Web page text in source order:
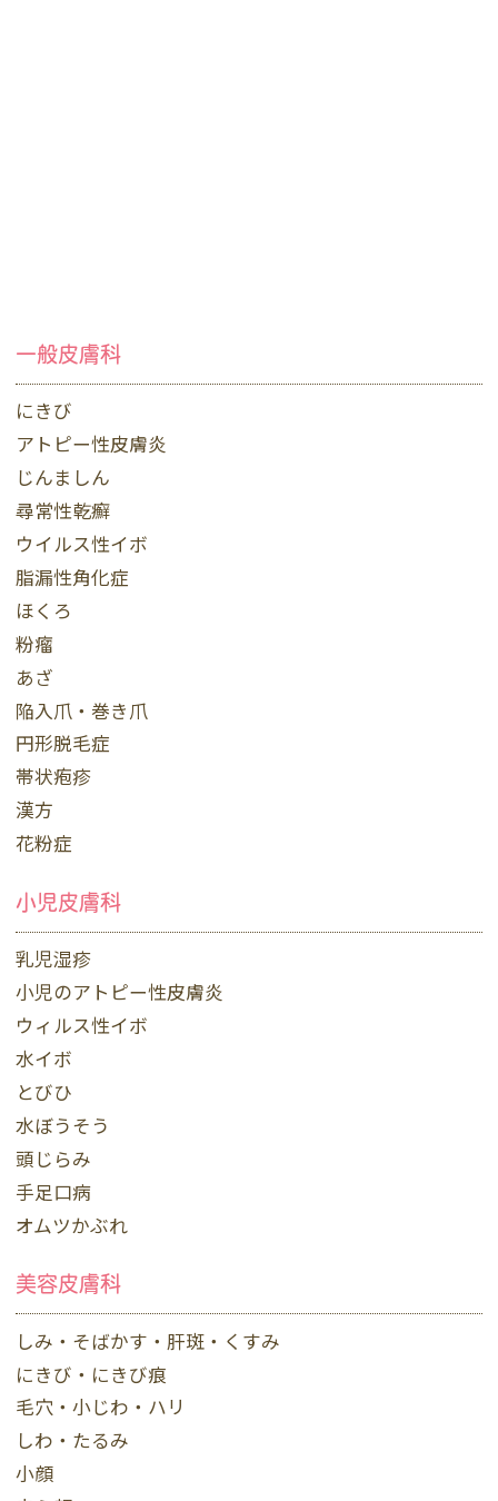
一般皮膚科
にきび
アトピー性皮膚炎
じんましん
尋常性乾癬
ウイルス性イボ
脂漏性角化症
ほくろ
粉瘤
あざ
陥入爪・巻き爪
円形脱毛症
帯状疱疹
漢方
花粉症
小児皮膚科
乳児湿疹
小児のアトピー性皮膚炎
ウィルス性イボ
水イボ
とびひ
水ぼうそう
頭じらみ
手足口病
オムツかぶれ
美容皮膚科
しみ・そばかす・肝斑・くすみ
にきび・にきび痕
毛穴・小じわ・ハリ
しわ・たるみ
小顔